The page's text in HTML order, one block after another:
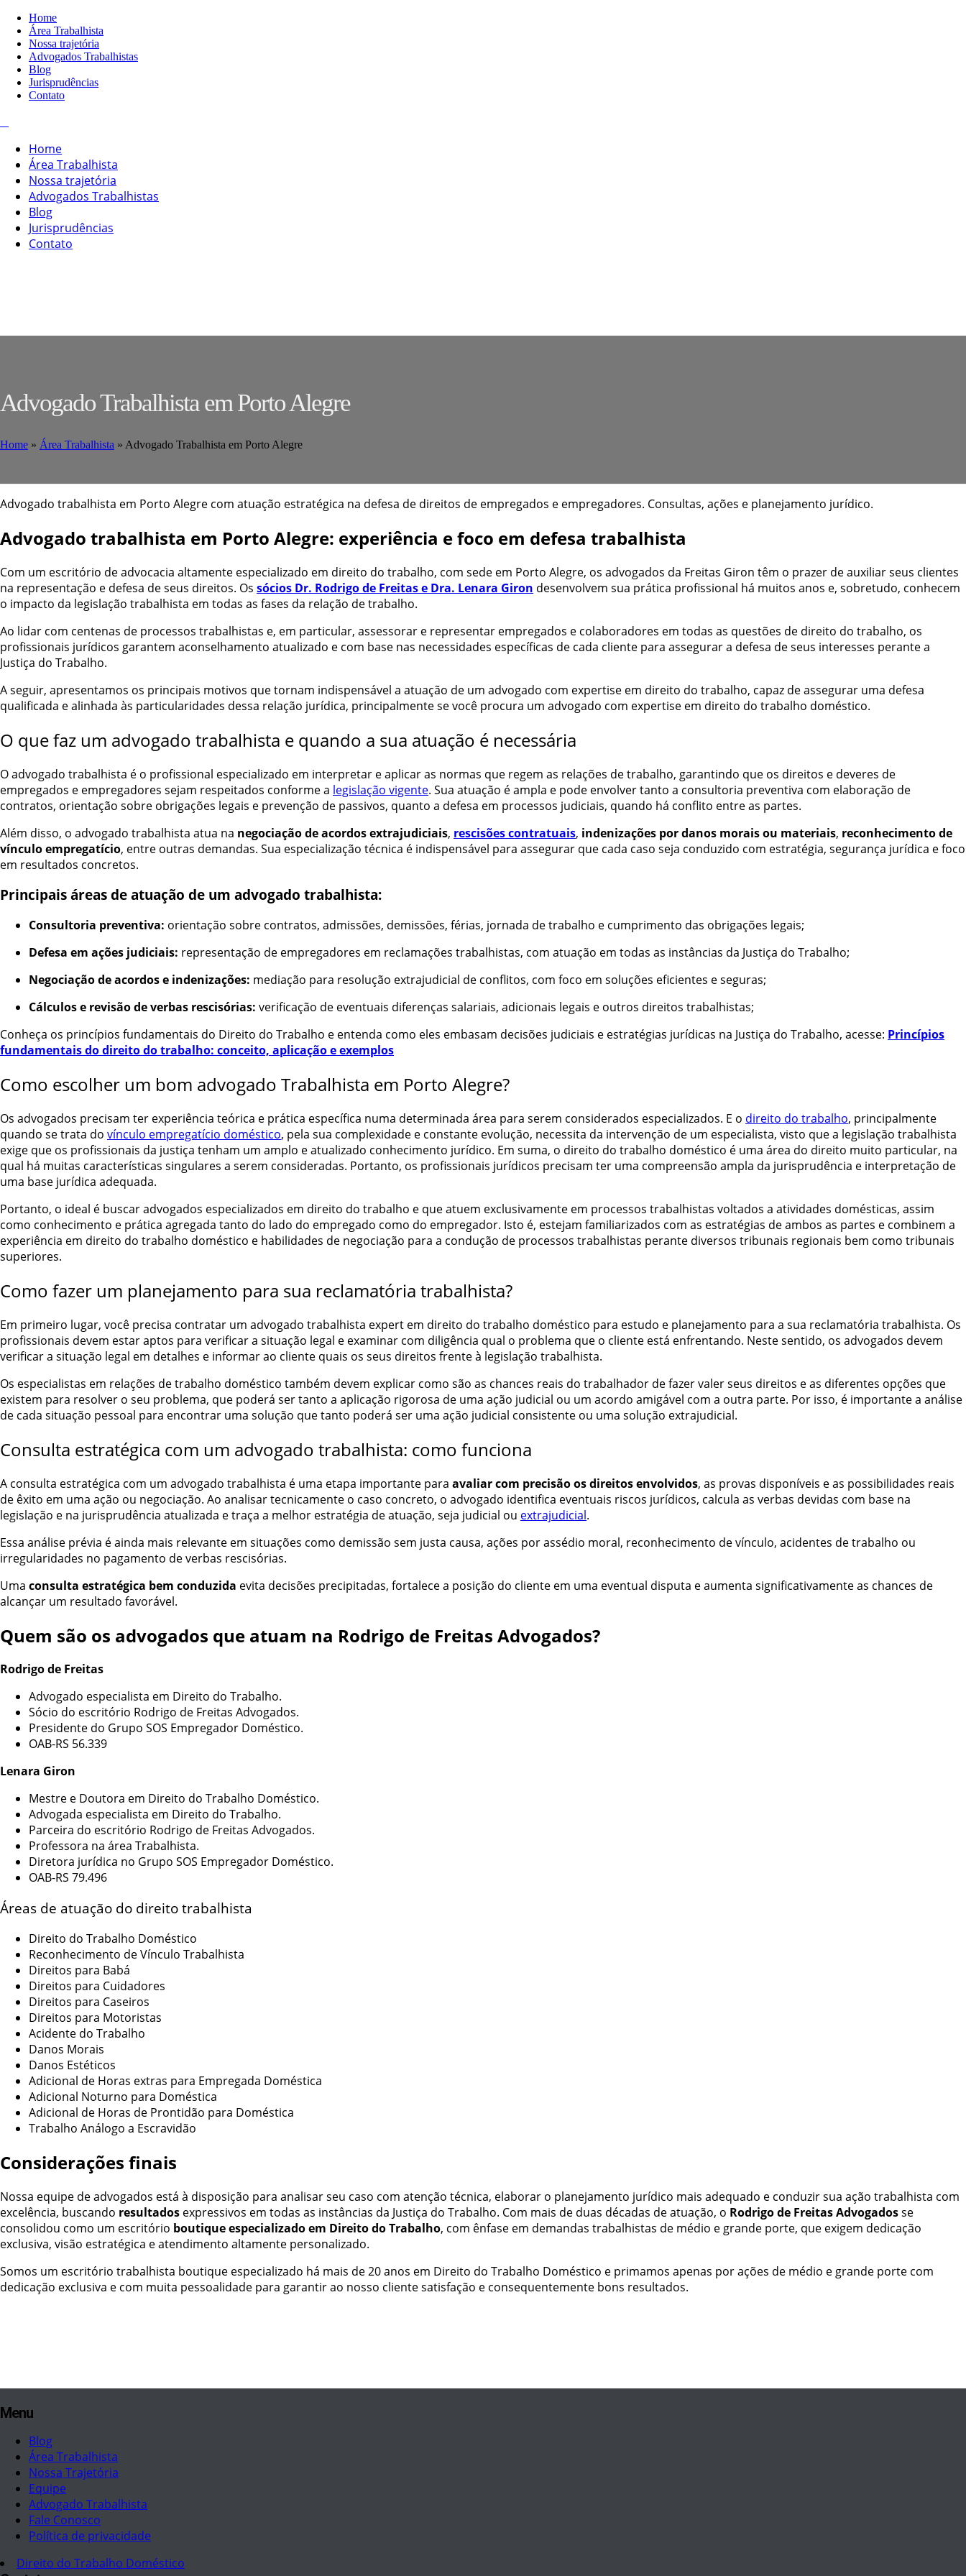
Home
Área Trabalhista
Nossa trajetória
Advogados Trabalhistas
Blog
Jurisprudências
Contato
Home
Área Trabalhista
Nossa trajetória
Advogados Trabalhistas
Blog
Jurisprudências
Contato
Advogado Trabalhista em Porto Alegre
Home » Área Trabalhista » Advogado Trabalhista em Porto Alegre
Advogado trabalhista em Porto Alegre com atuação estratégica na defesa de direitos de empregados e empregadores. Consultas, ações e planejamento jurídico.
Advogado trabalhista em Porto Alegre: experiência e foco em defesa trabalhista
Com um escritório de advocacia altamente especializado em direito do trabalho, com sede em Porto Alegre, os advogados da Freitas Giron têm o prazer de auxiliar seus clientes
na representação e defesa de seus direitos. Os sócios Dr. Rodrigo de Freitas e Dra. Lenara Giron desenvolvem sua prática profissional há muitos anos e, sobretudo, conhecem
o impacto da legislação trabalhista em todas as fases da relação de trabalho.
Ao lidar com centenas de processos trabalhistas e, em particular, assessorar e representar empregados e colaboradores em todas as questões de direito do trabalho, os
profissionais jurídicos garantem aconselhamento atualizado e com base nas necessidades específicas de cada cliente para assegurar a defesa de seus interesses perante a
Justiça do Trabalho.
A seguir, apresentamos os principais motivos que tornam indispensável a atuação de um advogado com expertise em direito do trabalho, capaz de assegurar uma defesa
qualificada e alinhada às particularidades dessa relação jurídica, principalmente se você procura um advogado com expertise em direito do trabalho doméstico.
O que faz um advogado trabalhista e quando a sua atuação é necessária
O advogado trabalhista é o profissional especializado em interpretar e aplicar as normas que regem as relações de trabalho, garantindo que os direitos e deveres de
empregados e empregadores sejam respeitados conforme a legislação vigente. Sua atuação é ampla e pode envolver tanto a consultoria preventiva com elaboração de
contratos, orientação sobre obrigações legais e prevenção de passivos, quanto a defesa em processos judiciais, quando há conflito entre as partes.
Além disso, o advogado trabalhista atua na negociação de acordos extrajudiciais, rescisões contratuais, indenizações por danos morais ou materiais, reconhecimento de
vínculo empregatício, entre outras demandas. Sua especialização técnica é indispensável para assegurar que cada caso seja conduzido com estratégia, segurança jurídica e foco
em resultados concretos.
Principais áreas de atuação de um advogado trabalhista:
Consultoria preventiva: orientação sobre contratos, admissões, demissões, férias, jornada de trabalho e cumprimento das obrigações legais;
Defesa em ações judiciais: representação de empregadores em reclamações trabalhistas, com atuação em todas as instâncias da Justiça do Trabalho;
Negociação de acordos e indenizações: mediação para resolução extrajudicial de conflitos, com foco em soluções eficientes e seguras;
Cálculos e revisão de verbas rescisórias: verificação de eventuais diferenças salariais, adicionais legais e outros direitos trabalhistas;
Conheça os princípios fundamentais do Direito do Trabalho e entenda como eles embasam decisões judiciais e estratégias jurídicas na Justiça do Trabalho, acesse: Princípios
fundamentais do direito do trabalho: conceito, aplicação e exemplos
Como escolher um bom advogado Trabalhista em Porto Alegre?
Os advogados precisam ter experiência teórica e prática específica numa determinada área para serem considerados especializados. E o direito do trabalho, principalmente
quando se trata do vínculo empregatício doméstico, pela sua complexidade e constante evolução, necessita da intervenção de um especialista, visto que a legislação trabalhista
exige que os profissionais da justiça tenham um amplo e atualizado conhecimento jurídico. Em suma, o direito do trabalho doméstico é uma área do direito muito particular, na
qual há muitas características singulares a serem consideradas. Portanto, os profissionais jurídicos precisam ter uma compreensão ampla da jurisprudência e interpretação de
uma base jurídica adequada.
Portanto, o ideal é buscar advogados especializados em direito do trabalho e que atuem exclusivamente em processos trabalhistas voltados a atividades domésticas, assim
como conhecimento e prática agregada tanto do lado do empregado como do empregador. Isto é, estejam familiarizados com as estratégias de ambos as partes e combinem a
experiência em direito do trabalho doméstico e habilidades de negociação para a condução de processos trabalhistas perante diversos tribunais regionais bem como tribunais
superiores.
Como fazer um planejamento para sua reclamatória trabalhista?
Em primeiro lugar, você precisa contratar um advogado trabalhista expert em direito do trabalho doméstico para estudo e planejamento para a sua reclamatória trabalhista. Os
profissionais devem estar aptos para verificar a situação legal e examinar com diligência qual o problema que o cliente está enfrentando. Neste sentido, os advogados devem
verificar a situação legal em detalhes e informar ao cliente quais os seus direitos frente à legislação trabalhista.
Os especialistas em relações de trabalho doméstico também devem explicar como são as chances reais do trabalhador de fazer valer seus direitos e as diferentes opções que
existem para resolver o seu problema, que poderá ser tanto a aplicação rigorosa de uma ação judicial ou um acordo amigável com a outra parte. Por isso, é importante a análise
de cada situação pessoal para encontrar uma solução que tanto poderá ser uma ação judicial consistente ou uma solução extrajudicial.
Consulta estratégica com um advogado trabalhista: como funciona
A consulta estratégica com um advogado trabalhista é uma etapa importante para avaliar com precisão os direitos envolvidos, as provas disponíveis e as possibilidades reais
de êxito em uma ação ou negociação. Ao analisar tecnicamente o caso concreto, o advogado identifica eventuais riscos jurídicos, calcula as verbas devidas com base na
legislação e na jurisprudência atualizada e traça a melhor estratégia de atuação, seja judicial ou extrajudicial.
Essa análise prévia é ainda mais relevante em situações como demissão sem justa causa, ações por assédio moral, reconhecimento de vínculo, acidentes de trabalho ou
irregularidades no pagamento de verbas rescisórias.
Uma consulta estratégica bem conduzida evita decisões precipitadas, fortalece a posição do cliente em uma eventual disputa e aumenta significativamente as chances de
alcançar um resultado favorável.
Quem são os advogados que atuam na Rodrigo de Freitas Advogados?
Rodrigo de Freitas
Advogado especialista em Direito do Trabalho.
Sócio do escritório Rodrigo de Freitas Advogados.
Presidente do Grupo SOS Empregador Doméstico.
OAB-RS 56.339
Lenara Giron
Mestre e Doutora em Direito do Trabalho Doméstico.
Advogada especialista em Direito do Trabalho.
Parceira do escritório Rodrigo de Freitas Advogados.
Professora na área Trabalhista.
Diretora jurídica no Grupo SOS Empregador Doméstico.
OAB-RS 79.496
Áreas de atuação do direito trabalhista
Direito do Trabalho Doméstico
Reconhecimento de Vínculo Trabalhista
Direitos para Babá
Direitos para Cuidadores
Direitos para Caseiros
Direitos para Motoristas
Acidente do Trabalho
Danos Morais
Danos Estéticos
Adicional de Horas extras para Empregada Doméstica
Adicional Noturno para Doméstica
Adicional de Horas de Prontidão para Doméstica
Trabalho Análogo a Escravidão
Considerações finais
Nossa equipe de advogados está à disposição para analisar seu caso com atenção técnica, elaborar o planejamento jurídico mais adequado e conduzir sua ação trabalhista com
excelência, buscando resultados expressivos em todas as instâncias da Justiça do Trabalho. Com mais de duas décadas de atuação, o Rodrigo de Freitas Advogadosse
consolidou como um escritório boutique especializado em Direito do Trabalho, com ênfase em demandas trabalhistas de médio e grande porte, que exigem dedicação
exclusiva, visão estratégica e atendimento altamente personalizado.
Somos um escritório trabalhista boutique especializado há mais de 20 anos em Direito do Trabalho Doméstico e primamos apenas por ações de médio e grande porte com
dedicação exclusiva e com muita pessoalidade para garantir ao nosso cliente satisfação e consequentemente bons resultados.
Menu
Blog
Área Trabalhista
Nossa Trajetória
Equipe
Advogado Trabalhista
Fale Conosco
Política de privacidade
Direito do Trabalho Doméstico